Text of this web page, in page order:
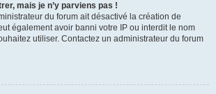
mais je n’y parviens pas !
du forum ait désactivé la création de
également avoir banni votre IP ou interdit le nom
utiliser. Contactez un administrateur du forum